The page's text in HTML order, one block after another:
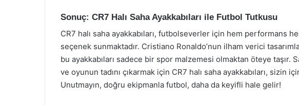
Sonuç: CR7 Halı Saha Ayakkabıları ile Futbol Tutkusu
CR7 halı saha ayakkabıları, futbolseverler için hem performans
seçenek sunmaktadır. Cristiano Ronaldo’nun ilham verici
bu ayakkabıları sadece bir spor malzemesi olmaktan öteye taşır.
ve oyunun tadını çıkarmak için CR7 halı saha ayakkabıları, sizin
Unutmayın, doğru ekipmanla futbol, daha da keyifli hale gelir!